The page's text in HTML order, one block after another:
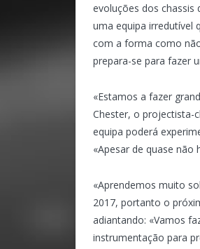
evoluções dos chassis
uma equipa irredutível
com a forma como
prepara-se para fazer
«Estamos a fazer
Chester, o projectista-
equipa poderá
«Apesar de quase
«Aprendemos muito
2017, portanto o
adiantando: «Vamos
instrumentação para